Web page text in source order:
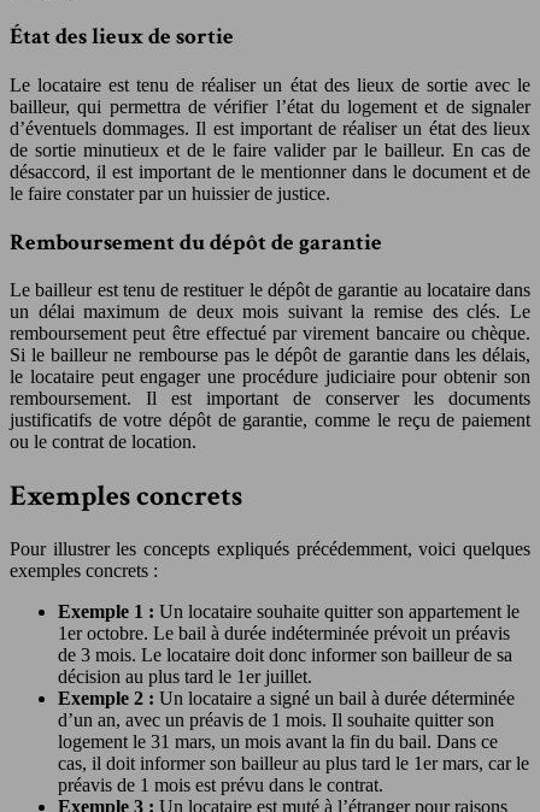
État des lieux de sortie
Le locataire est tenu de réaliser un état des lieux de sortie avec le
bailleur, qui permettra de vérifier l’état du logement et de signaler
d’éventuels dommages. Il est important de réaliser un état des lieux
de sortie minutieux et de le faire valider par le bailleur. En cas de
désaccord, il est important de le mentionner dans le document et de
le faire constater par un huissier de justice.
Remboursement du dépôt de garantie
Le bailleur est tenu de restituer le dépôt de garantie au locataire dans
un délai maximum de deux mois suivant la remise des clés. Le
remboursement peut être effectué par virement bancaire ou chèque.
Si le bailleur ne rembourse pas le dépôt de garantie dans les délais,
le locataire peut engager une procédure judiciaire pour obtenir son
remboursement. Il est important de conserver les documents
justificatifs de votre dépôt de garantie, comme le reçu de paiement
ou le contrat de location.
Exemples concrets
Pour illustrer les concepts expliqués précédemment, voici quelques
exemples concrets :
Exemple 1 : Un locataire souhaite quitter son appartement le
1er octobre. Le bail à durée indéterminée prévoit un préavis
de 3 mois. Le locataire doit donc informer son bailleur de sa
décision au plus tard le 1er juillet.
Exemple 2 : Un locataire a signé un bail à durée déterminée
d’un an, avec un préavis de 1 mois. Il souhaite quitter son
logement le 31 mars, un mois avant la fin du bail. Dans ce
cas, il doit informer son bailleur au plus tard le 1er mars, car le
préavis de 1 mois est prévu dans le contrat.
Exemple 3 : Un locataire est muté à l’étranger pour raisons